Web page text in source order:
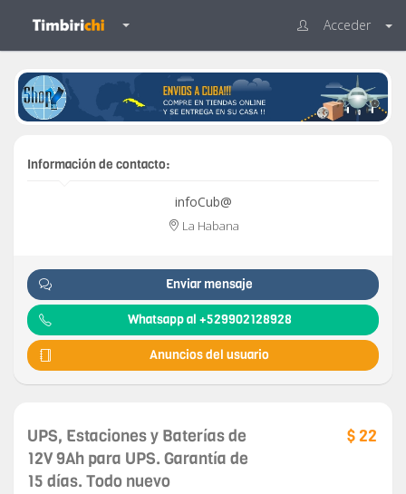
Acceder
Información de contacto:
infoCub@
La Habana
Enviar mensaje
Whatsapp al +529902128928
Anuncios del usuario
UPS, Estaciones y Baterías de
12V 9Ah para UPS. Garantía de
15 días. Todo nuevo
$ 22